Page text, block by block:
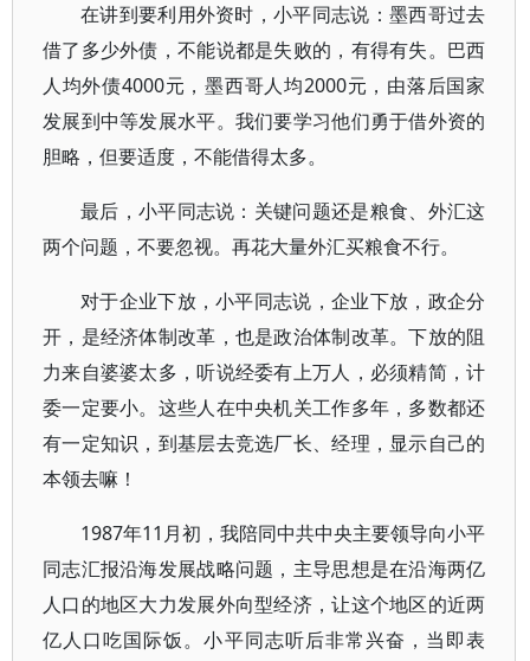
在讲到要利用外资时，小平同志说：墨西哥过去
借了多少外债，不能说都是失败的，有得有失。巴西
人均外债4000元，墨西哥人均2000元，由落后国家
发展到中等发展水平。我们要学习他们勇于借外资的
胆略，但要适度，不能借得太多。
最后，小平同志说：关键问题还是粮食、外汇这
两个问题，不要忽视。再花大量外汇买粮食不行。
对于企业下放，小平同志说，企业下放，政企分
开，是经济体制改革，也是政治体制改革。下放的阻
力来自婆婆太多，听说经委有上万人，必须精简，计
委一定要小。这些人在中央机关工作多年，多数都还
有一定知识，到基层去竞选厂长、经理，显示自己的
本领去嘛！
1987年11月初，我陪同中共中央主要领导向小平
同志汇报沿海发展战略问题，主导思想是在沿海两亿
人口的地区大力发展外向型经济，让这个地区的近两
亿人口吃国际饭。小平同志听后非常兴奋，当即表